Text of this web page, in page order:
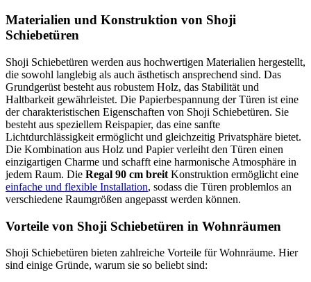
Materialien und Konstruktion von Shoji
Schiebetüren
Shoji Schiebetüren werden aus hochwertigen Materialien hergestellt,
die sowohl langlebig als auch ästhetisch ansprechend sind. Das
Grundgerüst besteht aus robustem Holz, das Stabilität und
Haltbarkeit gewährleistet. Die Papierbespannung der Türen ist eine
der charakteristischen Eigenschaften von Shoji Schiebetüren. Sie
besteht aus speziellem Reispapier, das eine sanfte
Lichtdurchlässigkeit ermöglicht und gleichzeitig Privatsphäre bietet.
Die Kombination aus Holz und Papier verleiht den Türen einen
einzigartigen Charme und schafft eine harmonische Atmosphäre in
jedem Raum. Die Regal 90 cm breit Konstruktion ermöglicht eine
einfache und flexible Installation, sodass die Türen problemlos an
verschiedene Raumgrößen angepasst werden können.
Vorteile von Shoji Schiebetüren in Wohnräumen
Shoji Schiebetüren bieten zahlreiche Vorteile für Wohnräume. Hier
sind einige Gründe, warum sie so beliebt sind: